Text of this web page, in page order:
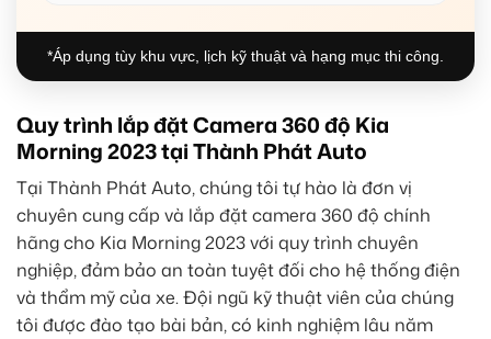
*Áp dụng tùy khu vực, lịch kỹ thuật và hạng mục thi công.
Quy trình lắp đặt Camera 360 độ Kia
Morning 2023 tại Thành Phát Auto
Tại Thành Phát Auto, chúng tôi tự hào là đơn vị
chuyên cung cấp và lắp đặt camera 360 độ chính
hãng cho Kia Morning 2023 với quy trình chuyên
nghiệp, đảm bảo an toàn tuyệt đối cho hệ thống điện
và thẩm mỹ của xe. Đội ngũ kỹ thuật viên của chúng
tôi được đào tạo bài bản, có kinh nghiệm lâu năm